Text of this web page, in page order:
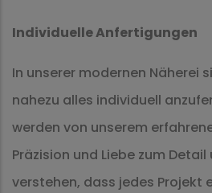
Individuelle Anfertigungen
In unserer modernen Näherei
nahezu alles individuell
werden von unserem
Präzision und Liebe zum
verstehen, dass jedes Projekt